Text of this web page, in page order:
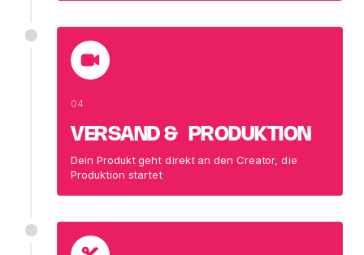
04
VERSAND & PRODUKTION
Dein Produkt geht direkt an den Creator, die
Produktion startet